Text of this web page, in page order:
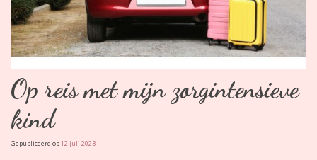
Op reis met mijn zorgintensieve
kind
Gepubliceerd op12 juli 2023